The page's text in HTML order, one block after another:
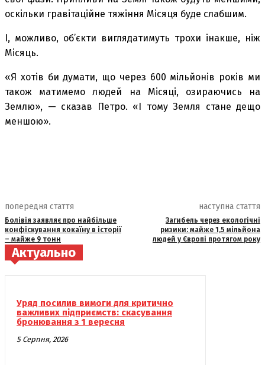
оскільки гравітаційне тяжіння Місяця буде слабшим.
І, можливо, об’єкти виглядатимуть трохи інакше, ніж
Місяць.
«Я хотів би думати, що через 600 мільйонів років ми
також матимемо людей на Місяці, озираючись на
Землю», — сказав Петро. «І тому Земля стане дещо
меншою».
попередня стаття
Болівія заявляє про найбільше
конфіскування кокаїну в історії
– майже 9 тонн
наступна стаття
Загибель через екологічні
ризики: майже 1,5 мільйона
людей у Європі протягом року
Актуально
Уряд посилив вимоги для критично
важливих підприємств: скасування
бронювання з 1 вересня
5 Серпня, 2026